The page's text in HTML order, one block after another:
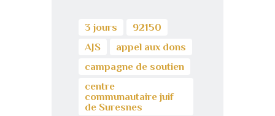
3 jours
92150
AJS
appel aux dons
campagne de soutien
centre
communautaire juif
de Suresnes